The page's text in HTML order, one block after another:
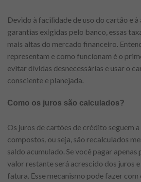
Devido à facilidade de uso do cartão e à
garantias exigidas pelo banco, essas
mais altas do mercado financeiro.
representam e como funcionam é o
evitar dívidas desnecessárias e usar o
consciente e planejada.
Como os juros são calculados?
Os juros de cartões de crédito seguem
compostos, ou seja, são recalculados
saldo acumulado. Se você pagar apenas
valor restante será acrescido dos juros
fatura. Esse mecanismo pode fazer com